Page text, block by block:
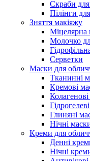
Скраби
Пілінги
Зняття макіяжу
Міцелярна
Молочко
Серветки
Маски для
Тканинні
Кремові
Глиняні
Нічні
Креми для
Денні
Нічні